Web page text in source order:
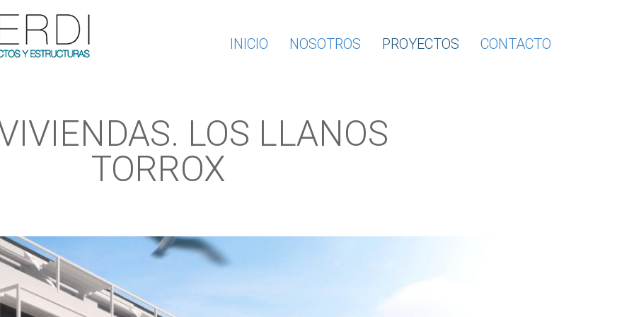
INICIO NOSOTROS PROYECTOS CONTACTO
LOS LLANOS
TORROX